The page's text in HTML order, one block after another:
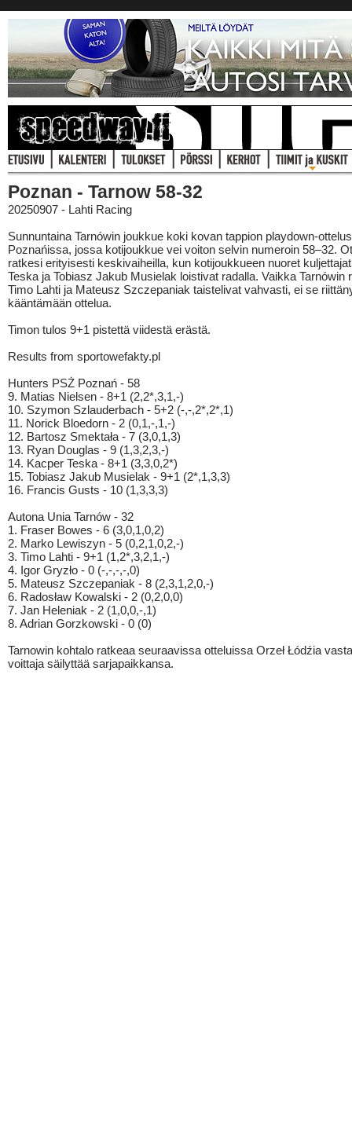
Poznan - Tarnow 58-32
20250907 - Lahti Racing
Sunnuntaina Tarnówin joukkue koki kovan tappion playdown-
Poznańissa, jossa kotijoukkue vei voiton selvin numeroin 58–32.
ratkesi erityisesti keskivaiheilla, kun kotijoukkueen nuoret
Teska ja Tobiasz Jakub Musielak loistivat radalla. Vaikka Tarnówin
Timo Lahti ja Mateusz Szczepaniak taistelivat vahvasti, ei se
kääntämään ottelua.
Timon tulos 9+1 pistettä viidestä erästä.
Results from sportowefakty.pl
Hunters PSŻ Poznań - 58
9. Matias Nielsen - 8+1 (2,2*,3,1,-)
10. Szymon Szlauderbach - 5+2 (-,-,2*,2*,1)
11. Norick Bloedorn - 2 (0,1,-,1,-)
12. Bartosz Smektała - 7 (3,0,1,3)
13. Ryan Douglas - 9 (1,3,2,3,-)
14. Kacper Teska - 8+1 (3,3,0,2*)
15. Tobiasz Jakub Musielak - 9+1 (2*,1,3,3)
16. Francis Gusts - 10 (1,3,3,3)
Autona Unia Tarnów - 32
1. Fraser Bowes - 6 (3,0,1,0,2)
2. Marko Lewiszyn - 5 (0,2,1,0,2,-)
3. Timo Lahti - 9+1 (1,2*,3,2,1,-)
4. Igor Gryzło - 0 (-,-,-,-,0)
5. Mateusz Szczepaniak - 8 (2,3,1,2,0,-)
6. Radosław Kowalski - 2 (0,2,0,0)
7. Jan Heleniak - 2 (1,0,0,-,1)
8. Adrian Gorzkowski - 0 (0)
Tarnowin kohtalo ratkeaa seuraavissa otteluissa Orzeł Łódźia
voittaja säilyttää sarjapaikkansa.